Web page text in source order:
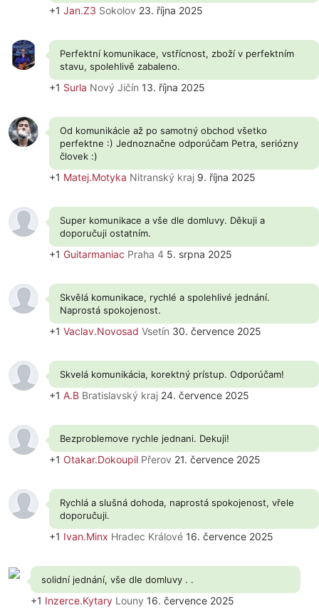
+1 Jan.Z3 Sokolov 23. října 2025
Perfektní komunikace, vstřícnost, zboží v perfektním
stavu, spolehlivě zabaleno.
+1 Surla Nový Jičín 13. října 2025
Od komunikácie až po samotný obchod všetko
perfektne :) Jednoznačne odporúčam Petra, seriózny
človek :)
+1 Matej.Motyka Nitranský kraj 9. října 2025
Super komunikace a vše dle domluvy. Děkuji a
doporučuji ostatním.
+1 Guitarmaniac Praha 4 5. srpna 2025
Skvělá komunikace, rychlé a spolehlivé jednání.
Naprostá spokojenost.
+1 Vaclav.Novosad Vsetín 30. července 2025
Skvelá komunikácia, korektný prístup. Odporúčam!
+1 A.B Bratislavský kraj 24. července 2025
Bezproblemove rychle jednani. Dekuji!
+1 Otakar.Dokoupil Přerov 21. července 2025
Rychlá a slušná dohoda, naprostá spokojenost, vřele
doporučuji.
+1 Ivan.Minx Hradec Králové 16. července 2025
solidní jednání, vše dle domluvy . .
+1 Inzerce.Kytary Louny 16. července 2025